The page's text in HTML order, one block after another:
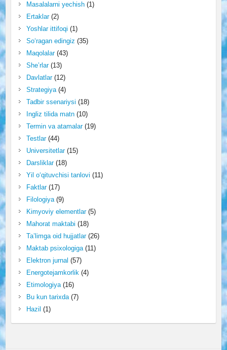
Masalalarni yechish(1)
Ertaklar(2)
Yoshlar ittifoqi (1)
So‘ragan edingiz (35)
Maqolalar(43)
She’rlar(13)
Davlatlar(12)
Strategiya(4)
Tadbir ssenariysi (18)
Ingliz tilida matn(10)
Termin va atamalar(19)
Testlar(44)
Universitetlar(15)
Darsliklar(18)
Yil o‘qituvchisi tanlovi (11)
Faktlar(17)
Filologiya(9)
Kimyoviy elementlar(5)
Mahorat maktabi (18)
Ta’limga oid hujjatlar(26)
Maktab psixologiga(11)
Elektron jurnal (57)
Energotejamkorlik(4)
Etimologiya(16)
Bu kun tarixda(7)
Hazil (1)